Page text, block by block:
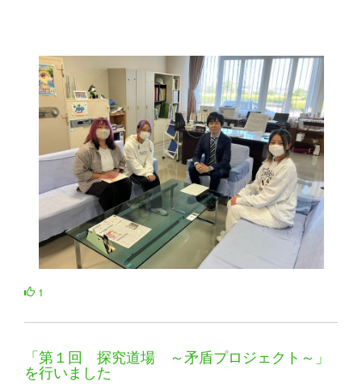
1
「第１回 探究道場 ～矛盾プロジェクト～」
を行いました